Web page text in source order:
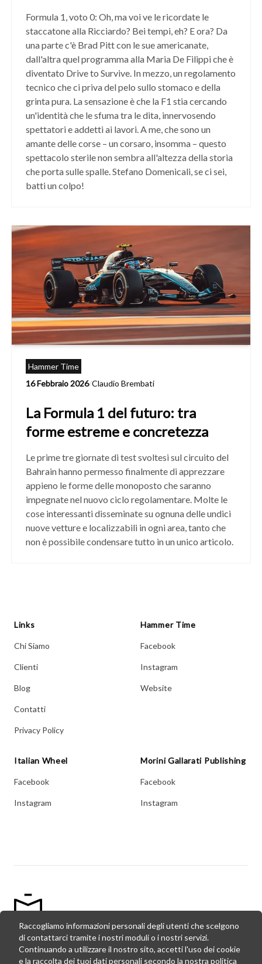
Raccogliamo informazioni personali degli utenti che scelgono
di contattarci tramite i nostri moduli o i nostri servizi.
Continuando a utilizzare il nostro sito, accetti l'uso dei cookie
e la raccolta dei tuoi dati personali secondo la nostra politica
Formula 1, voto 0: Oh, ma voi ve le ricordate le
staccatone alla Ricciardo? Bei tempi, eh? E ora? Da
una parte c'è Brad Pitt con le sue americanate,
dall'altra quel programma alla Maria De Filippi che è
diventato Drive to Survive. In mezzo, un regolamento
tecnico che ci priva del pelo sullo stomaco e della
grinta pura. La sensazione è che la F1 stia cercando
un'identità che le sfuma tra le dita, innervosendo
spettatori e addetti ai lavori. A me, che sono un
amante delle corse – un corsaro, insomma – questo
spettacolo sterile non sembra all'altezza della storia
che porta sulle spalle. Stefano Domenicali, se ci sei,
batti un colpo!
Hammer Time
16 Febbraio 2026/Claudio Brembati
La Formula 1 del futuro: tra
forme estreme e concretezza
Le prime tre giornate di test svoltesi sul circuito del
Bahrain hanno permesso finalmente di apprezzare
appieno le forme delle monoposto che saranno
impegnate nel nuovo ciclo regolamentare. Molte le
cose interessanti disseminate su ognuna delle undici
nuove vetture e localizzabili in ogni area, tanto che
non è possibile condensare tutto in un unico articolo.
Links
Chi Siamo
Clienti
Blog
Contatti
Privacy Policy
Hammer Time
Facebook
Instagram
Website
Italian Wheel
Facebook
Instagram
Morini Gallarati Publishing
Facebook
Instagram
© Copyright Morini Gallarati Publishing, 2026- P. Iva:
02727160034